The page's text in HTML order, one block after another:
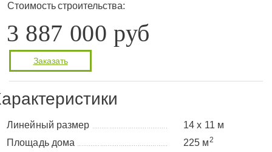
Стоимость строительства:
3 887 000 руб
Заказать
Линейный размер
14 х 11 м
Площадь дома
225 м2